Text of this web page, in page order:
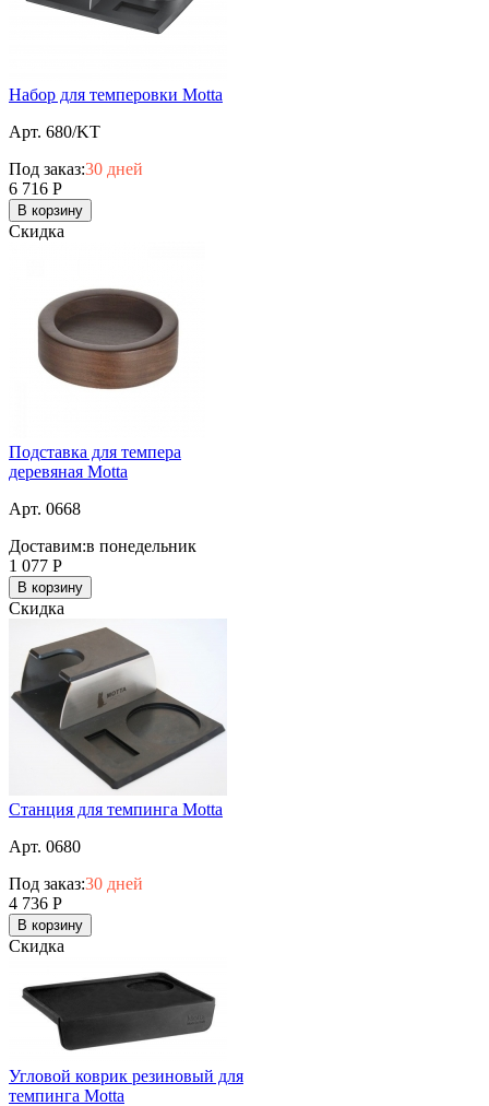
Набор для темперовки Motta
Арт. 680/KT
Под заказ:30 дней
6 716 Р
В корзину
Скидка
Подставка для темпера
деревяная Motta
Арт. 0668
Доставим:в понедельник
1 077 Р
В корзину
Скидка
Станция для темпинга Motta
Арт. 0680
Под заказ:30 дней
4 736 Р
В корзину
Скидка
Угловой коврик резиновый для
темпинга Motta